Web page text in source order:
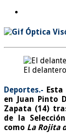
El
Deportes.-
en Juan Pinto
Zapata (14)
de la
como La Rojita